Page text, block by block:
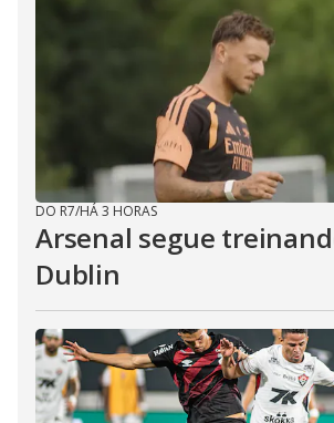
DO R7/HÁ 3 HORAS
Arsenal segue
Dublin